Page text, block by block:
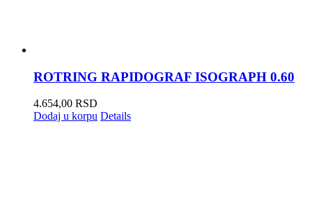
ROTRING RAPIDOGRAF ISOGRAPH 0.60
4.654,00 RSD
Dodaj u korpu Details